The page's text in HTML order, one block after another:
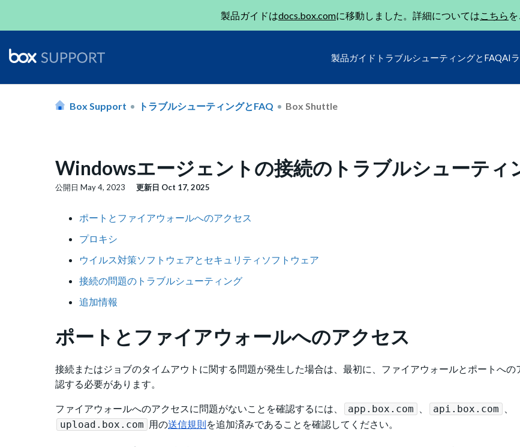
製品ガイドはdocs.box.comに移動しました。詳細についてはこちら
製品ガイド トラブルシューティングとFAQAI
Box Support トラブルシューティングとFAQ Box Shuttle
Windowsエージェントの接続のトラブルシューティ
公開日 May 4, 2023 更新日 Oct 17, 2025
ポートとファイアウォールへのアクセス
プロキシ
ウイルス対策ソフトウェアとセキュリティソフトウェア
接続の問題のトラブルシューティング
追加情報
ポートとファイアウォールへのアクセス
接続またはジョブのタイムアウトに関する問題が発生した場合は、最初に、ファイアウォールとポートへの
認する必要があります。
ファイアウォールへのアクセスに問題がないことを確認するには、 app.box.com api.box.com
upload.box.com 用の送信規則を追加済みであることを確認してください。